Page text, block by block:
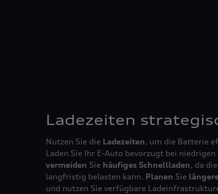
Ladezeiten
Nutzen Sie die Ladezeiten, um die Batterie
Laden Sie Ihr E-Auto bevorzugt bei
vermeiden Sie häufiges Schnellladen, da
langfristig belasten kann. Planen Sie
und nutzen Sie verfügbare